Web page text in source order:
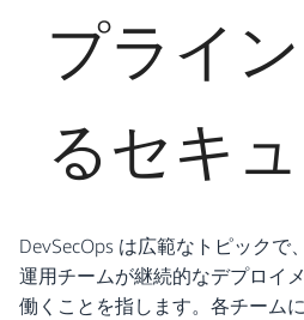
プライ
るセキ
DevSecOps は広範なトピックで
運用チームが継続的なデプロイ
働くことを指します。各チーム